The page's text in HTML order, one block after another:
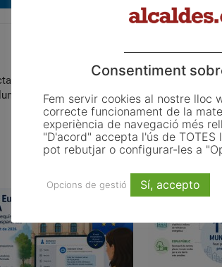
La Diputació de Barcelona
econòmic a més de 200
Consentiment
Fem servir cookies al nostre lloc
correcte funcionament de la
experiència de navegació més
"D'acord" accepta l'ús de TOTES
pot rebutjar o configurar-les a
Opcions de gestió Sí, accepto